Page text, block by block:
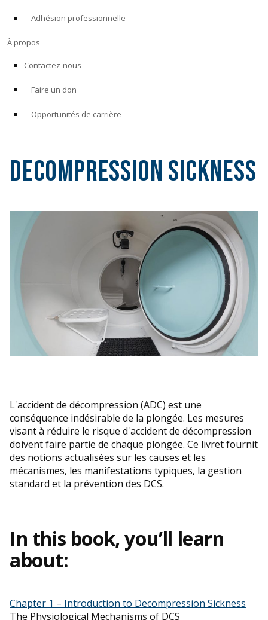
Adhésion professionnelle
À propos
Contactez-nous
Faire un don
Opportunités de carrière
Decompression Sickness
L'accident de décompression (ADC) est une
conséquence indésirable de la plongée. Les mesures
visant à réduire le risque d'accident de décompression
doivent faire partie de chaque plongée. Ce livret fournit
des notions actualisées sur les causes et les
mécanismes, les manifestations typiques, la gestion
standard et la prévention des DCS.
In this book, you’ll learn
about:
Chapter 1 – Introduction to Decompression Sickness
The Physiological Mechanisms of DCS